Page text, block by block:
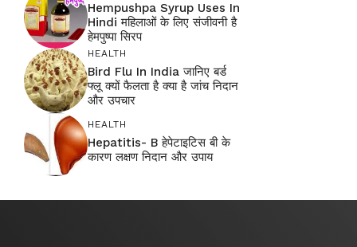
Hempushpa Syrup Uses In
Hindi महिलाओं के लिए संजीवनी है
हेमपुष्पा सिरप
HEALTH
Bird Flu In India जानिए बर्ड
फ्लू क्यों फैलता है क्या है जांच निदान
और उपचार
HEALTH
Hepatitis- B हेपेटाइटिस बी के
कारण लक्षण निदान और उपाय